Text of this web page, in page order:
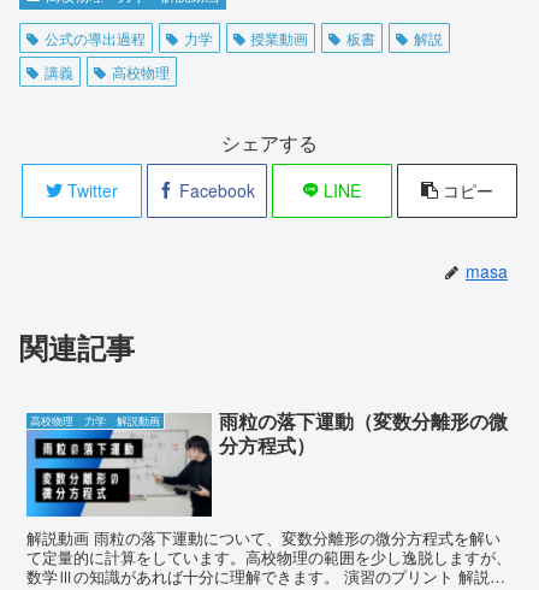
公式の導出過程 力学 授業動画 板書
解説
講義
高校物理
シェアする
Twitter Facebook LINE コピー
masa
関連記事
高校物理 力学 解説動画
雨粒の落下運動（変数分離形の微
分方程式）
解説動画 雨粒の落下運動について、変数分離形の微分方程式を解い
て定量的に計算をしています。高校物理の範囲を少し逸脱しますが、
数学Ⅲの知識があれば十分に理解できます。 演習のプリント 解説動